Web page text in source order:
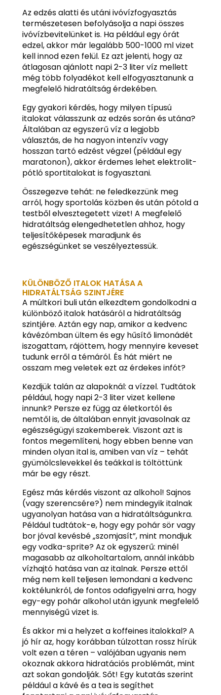
Az edzés alatti és utáni ivóvízfogyasztás
természetesen befolyásolja a napi összes
ivóvízbevitelünket is. Ha például egy órát
edzel, akkor már legalább 500-1000 ml vizet
kell innod ezen felül. Ez azt jelenti, hogy az
átlagosan ajánlott napi 2-3 liter víz mellett
még több folyadékot kell elfogyasztanunk a
megfelelő hidratáltság érdekében.
Egy gyakori kérdés, hogy milyen típusú
italokat válasszunk az edzés során és utána?
Általában az egyszerű víz a legjobb
választás, de ha nagyon intenzív vagy
hosszan tartó edzést végzel (például egy
maratonon), akkor érdemes lehet elektrolit-
pótló sportitalokat is fogyasztani.
Összegezve tehát: ne feledkezzünk meg
arról, hogy sportolás közben és után pótold a
testből elvesztegetett vizet! A megfelelő
hidratáltság elengedhetetlen ahhoz, hogy
teljesítőképesek maradjunk és
egészségünket se veszélyeztessük.
KÜLÖNBÖZŐ ITALOK HATÁSA A
HIDRATÁLTSÁG SZINTJÉRE
A múltkori buli után elkezdtem gondolkodni a
különböző italok hatásáról a hidratáltság
szintjére. Aztán egy nap, amikor a kedvenc
kávézómban ültem és egy hűsítő limonádét
iszogattam, rájöttem, hogy mennyire keveset
tudunk erről a témáról. És hát miért ne
osszam meg veletek ezt az érdekes infót?
Kezdjük talán az alapoknál: a vízzel. Tudtátok
például, hogy napi 2-3 liter vizet kellene
innunk? Persze ez függ az életkortól és
nemtől is, de általában ennyit javasolnak az
egészségügyi szakemberek. Viszont azt is
fontos megemlíteni, hogy ebben benne van
minden olyan ital is, amiben van víz – tehát
gyümölcslevekkel és teákkal is töltöttünk
már be egy részt.
Egész más kérdés viszont az alkohol! Sajnos
(vagy szerencsére?) nem mindegyik italnak
ugyanolyan hatása van a hidratáltságunkra.
Például tudtátok-e, hogy egy pohár sör vagy
bor jóval kevésbé „szomjasít”, mint mondjuk
egy vodka-sprite? Az ok egyszerű: minél
magasabb az alkoholtartalom, annál inkább
vízhajtó hatása van az italnak. Persze ettől
még nem kell teljesen lemondani a kedvenc
koktélunkról, de fontos odafigyelni arra, hogy
egy-egy pohár alkohol után igyunk megfelelő
mennyiségű vizet is.
És akkor mi a helyzet a koffeines italokkal? A
jó hír az, hogy korábban túlzottan rossz hírük
volt ezen a téren – valójában ugyanis nem
okoznak akkora hidratációs problémát, mint
azt sokan gondolják. Sőt! Egy kutatás szerint
például a kávé és a tea is segíthet